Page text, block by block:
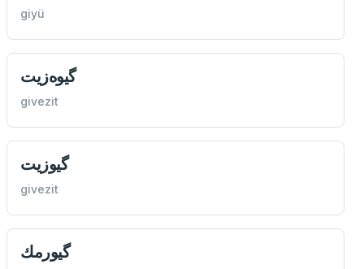
giyü
گیوه‌زيت
givezit
گیوزيت
givezit
گیورمك